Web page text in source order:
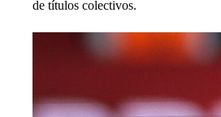
de títulos colectivos.